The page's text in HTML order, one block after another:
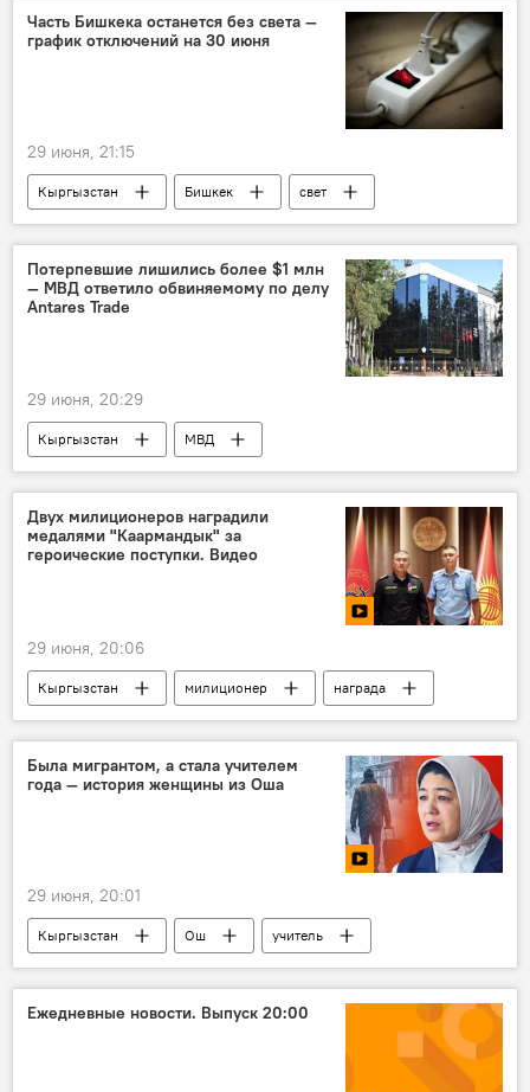
Доброполье
фронт
наступление
ВСУ
Часть Бишкека останется без света —
график отключений на 30 июня
29 июня, 21:15
Кыргызстан Бишкек
свет
отключения
график
Бишкекское предприятие электрических сетей
Потерпевшие лишились более $1 млн
— МВД ответило обвиняемому по делу
Antares Trade
29 июня, 20:29
Кыргызстан
МВД
финансовая пирамида
потерпевшие
обвиняемый
обвинение
Двух милиционеров наградили
медалями "Каармандык" за
героические поступки. Видео
29 июня, 20:06
Кыргызстан милиционер
награда
героизм
медаль
Была мигрантом, а стала учителем
года — история женщины из Оша
29 июня, 20:01
Кыргызстан Ош
учитель
школа
русский язык
литература
Ежедневные новости. Выпуск 20:00